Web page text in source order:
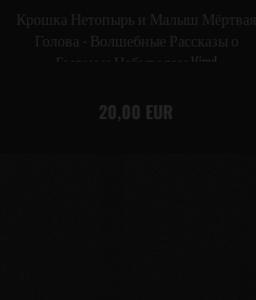
Крошка Нетопырь и Малыш Мёртвая
Голова - Волшебные Рассказы о
Былом и Небывалом Vinyl
20,00 EUR